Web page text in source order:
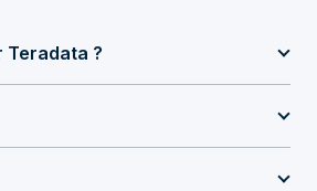
Teradata ?